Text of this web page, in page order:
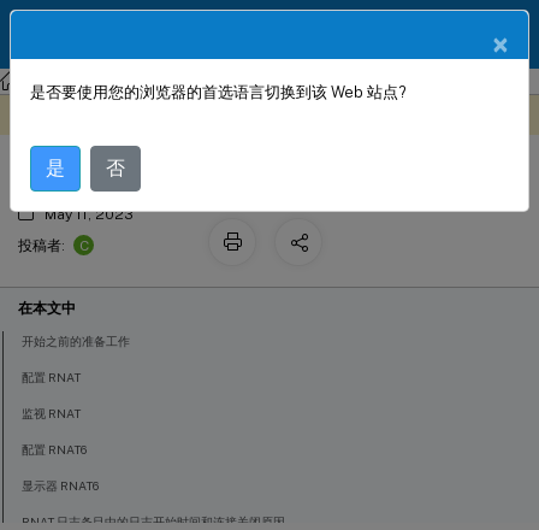
NetScaler NetScaler 14.1 网络连接
RNAT
May 11, 2023
投稿者:
C
在本文中
开始之前的准备工作
配置 RNAT
监视 RNAT
配置 RNAT6
显示器 RNAT6
RNAT 日志条目中的日志开始时间和连接关闭原因
×
是否要使用您的浏览器的首选语言切换到该 Web 站点?
是 否